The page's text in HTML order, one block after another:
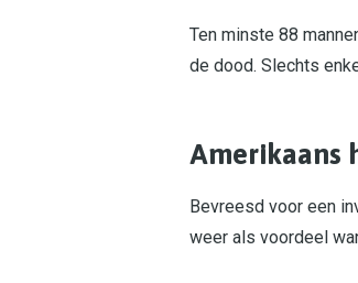
Ten minste 88
de dood. Slechts
Amerikaans
Bevreesd voor een
weer als voordeel